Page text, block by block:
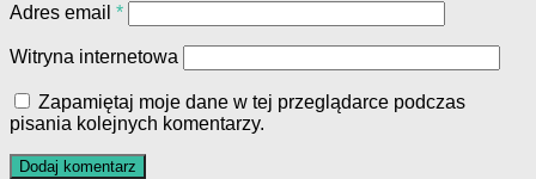
Adres email *
Witryna internetowa
Zapamiętaj moje dane w tej przeglądarce podczas
pisania kolejnych komentarzy.